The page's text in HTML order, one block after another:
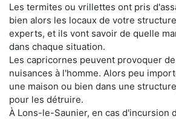
Les termites ou vrillettes ont pris
bien alors les locaux de votre
experts, et ils vont savoir de quelle
dans chaque situation.
Les capricornes peuvent provoquer
nuisances à l'homme. Alors peu
une maison ou bien dans une
pour les détruire.
À Lons-le-Saunier, en cas d'incursion